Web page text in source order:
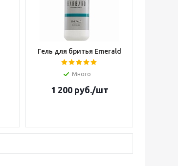
Гель для бритья Emerald
Много
1 200руб./шт